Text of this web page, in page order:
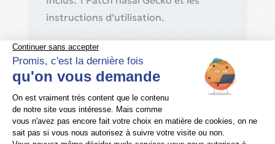
instructions d’utilisation.
Le patch Gecko est disponible en
Taille S ou L.
d'huile minérale
Recommandation du fabricant :